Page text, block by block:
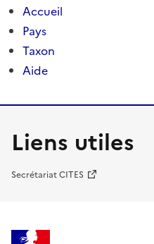
Accueil
Pays
Taxon
Aide
Liens utiles
Secrétariat CITES